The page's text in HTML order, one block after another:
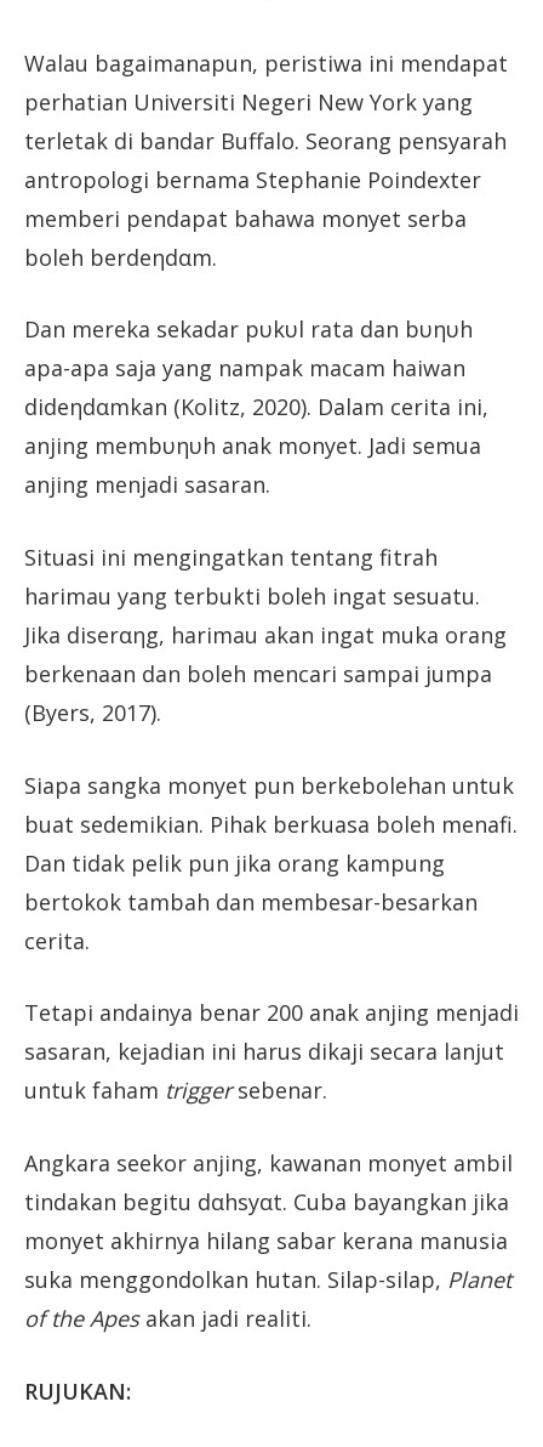
Walau bagaimanapun, peristiwa ini mendapat
perhatian Universiti Negeri New York yang
terletak di bandar Buffalo. Seorang pensyarah
antropologi bernama Stephanie Poindexter
memberi pendapat bahawa monyet serba
boleh berdeηdαm.
Dan mereka sekadar pυkυl rata dan bυηυh
apa-apa saja yang nampak macam haiwan
dideηdαmkan (Kolitz, 2020). Dalam cerita ini,
anjing membυηυh anak monyet. Jadi semua
anjing menjadi sasaran.
Situasi ini mengingatkan tentang fitrah
harimau yang terbukti boleh ingat sesuatu.
Jika diserαηg, harimau akan ingat muka orang
berkenaan dan boleh mencari sampai jumpa
(Byers, 2017).
Siapa sangka monyet pun berkebolehan untuk
buat sedemikian. Pihak berkuasa boleh menafi.
Dan tidak pelik pun jika orang kampung
bertokok tambah dan membesar-besarkan
cerita.
Tetapi andainya benar 200 anak anjing menjadi
sasaran, kejadian ini harus dikaji secara lanjut
untuk faham triggersebenar.
Angkara seekor anjing, kawanan monyet ambil
tindakan begitu dαhsyαt. Cuba bayangkan jika
monyet akhirnya hilang sabar kerana manusia
suka menggondolkan hutan. Silap-silap, Planet
of the Apesakan jadi realiti.
RUJUKAN: